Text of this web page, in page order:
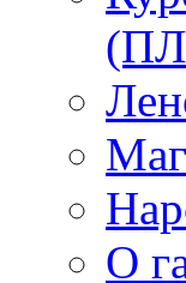
О